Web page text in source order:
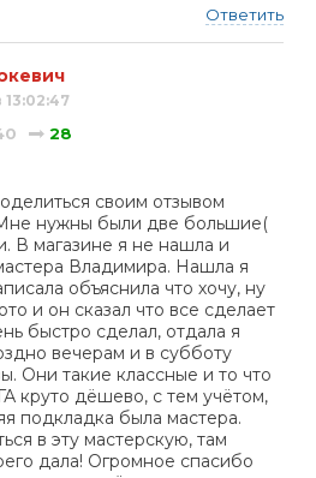
Ответить
13:02:47
28
своим отзывом
нужны были две большие(
В магазине я не нашла и
Владимира. Нашла я
объяснила что хочу, ну
и он сказал что все сделает
быстро сделал, отдала я
вечерам и в субботу
Они такие классные и то что
круто дёшево, с тем учётом,
подкладка была мастера.
в эту мастерскую, там
дала! Огромное спасибо